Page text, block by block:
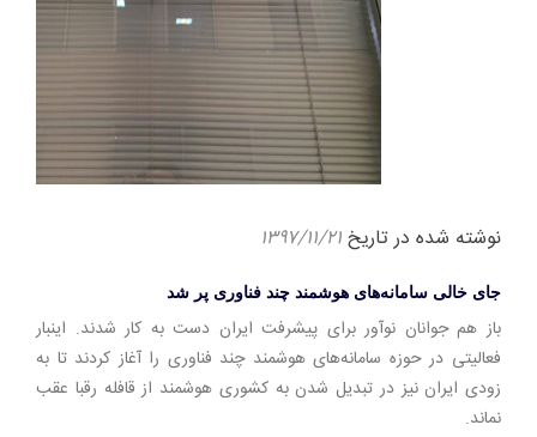
نوشته شده در تاریخ۱۳۹۷/۱۱/۲۱
جای خالی سامانه‌های هوشمند چند فناوری پر شد
باز هم جوانان نوآور برای پیشرفت ایران دست به کار شدند. اینبار
فعالیتی در حوزه سامانه‌های هوشمند چند فناوری را آغاز کردند تا به
زودی ایران نیز در تبدیل شدن به کشوری هوشمند از قافله رقبا عقب
نماند.